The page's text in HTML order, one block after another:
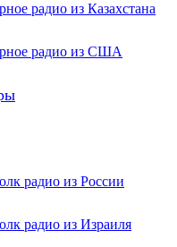
радио из Казахстана
радио из США
радио из России
радио из Израиля